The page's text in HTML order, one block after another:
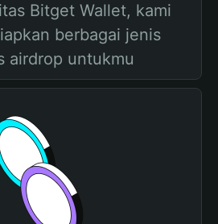
Bitget Wallet, kami
berbagai jenis
airdrop untukmu